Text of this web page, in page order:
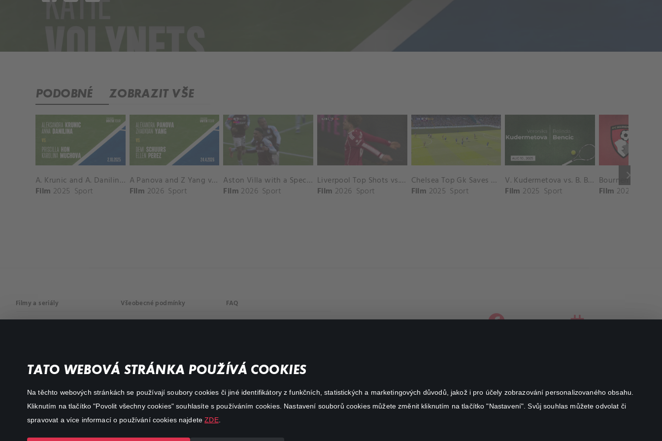
TATO WEBOVÁ STRÁNKA POUŽÍVÁ COOKIES
Na těchto webových stránkách se používají soubory cookies či jiné identifikátory z funkčních, statistických a marketingových důvodů, jakož i pro účely zobrazování personalizovaného obsahu.
Kliknutím na tlačítko "Povolit všechny cookies" souhlasíte s používáním cookies. Nastavení souborů cookies můžete změnit kliknutím na tlačítko "Nastavení". Svůj souhlas můžete odvolat či
spravovat a více informací o používání cookies najdeteZDE.
PODOBNÉ ZOBRAZIT VŠE
keyboard_arrow_right
A. Krunic and A. Danilina vs. P. Hon and K. Muchova Match Highlights - BEIJING_Capital Group Diamond ( October 02, 2025)
Film 2025 Sport
A Panova and Z Yang vs D Schuurs and E Perez Match Highlights - MADRID_Court 8 ( April 24, 2026)
Film 2026 Sport
Aston Villa with a Spectacular Goal vs. Nottingham Forest
Film 2026 Sport
Liverpool Top Shots vs. Fulham
Film 2026 Sport
Chelsea Top Gk Saves vs. Crystal Palace
Film 2025 Sport
V. Kudermetova vs. B. Bencic Match Highlights - CINCINNATI_Champions Court ( August 10, 2025)
Film 2025 Sport Film 2025
Filmy a seriály
Akční
Všeobecné podmínky FAQ
facebookinstagram
Canal+ Luxembourg S. à r.l. se sídlem Rue Albert Borschette 4,